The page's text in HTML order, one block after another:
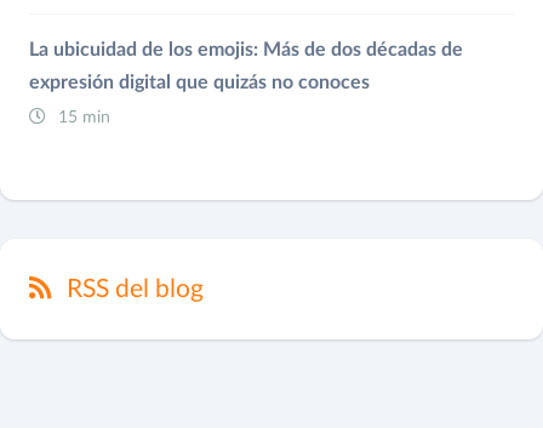
La ubicuidad de los emojis: Más de dos décadas de
expresión digital que quizás no conoces
15 min
RSS del blog